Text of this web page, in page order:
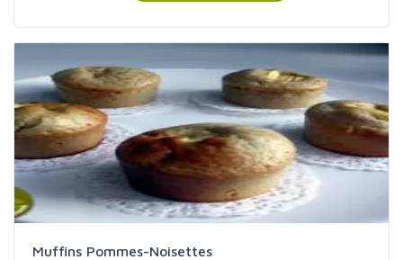
Muffins Pommes-Noisettes